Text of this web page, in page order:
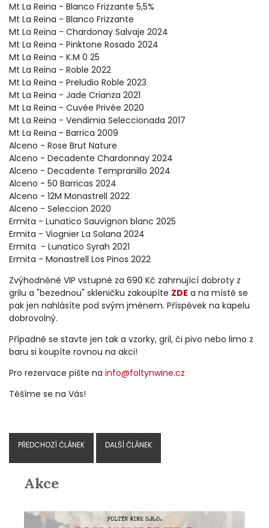
Mt La Reina - Blanco Frizzante 5,5%
Mt La Reina - Blanco Frizzante
Mt La Reina - Chardonay Salvaje 2024
Mt La Reina - Pinktone Rosado 2024
Mt La Reina - K.M 0 25
Mt La Reina - Roble 2022
Mt La Reina - Preludio Roble 2023
Mt La Reina - Jade Crianza 2021
Mt La Reina - Cuvée Privée 2020
Mt La Reina - Vendimia Seleccionada 2017
Mt La Reina - Barrica 2009
Alceno - Rose Brut Nature
Alceno - Decadente Chardonnay 2024
Alceno - Decadente Tempranillo 2024
Alceno - 50 Barricas 2024
Alceno - 12M Monastrell 2022
Alceno - Seleccion 2020
Ermita - Lunatico Sauvignon blanc 2025
Ermita - Viognier La Solana 2024
Ermita - Lunatico Syrah 2021
Ermita - Monastrell Los Pinos 2022
Zvýhodněné VIP vstupné za 690 Kč zahrnující dobroty z
grilu a "bezednou" skleničku zakoupíte ZDE a na místě se
pak jen nahlásíte pod svým jménem. Příspěvek na kapelu
dobrovolný.
Případně se stavte jen tak a vzorky, gril, či pivo nebo limo z
baru si koupíte rovnou na akci!
Pro rezervace pište na info@foltynwine.cz
Těšíme se na Vás!
PŘEDCHOZÍ ČLÁNEK DALŠÍ ČLÁNEK
Akce